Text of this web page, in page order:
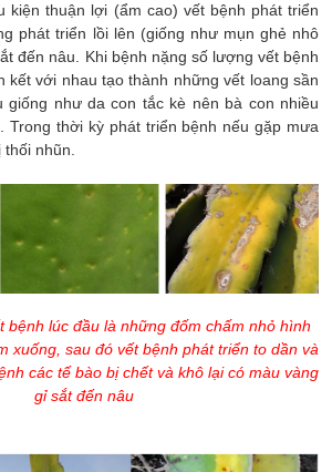
kiện thuận lợi (ẩm cao) vết bệnh phát triển
phát triển lồi lên (giống như mụn ghẻ nhô
đến nâu. Khi bệnh nặng số lượng vết bệnh
kết với nhau tạo thành những vết loang sần
giống như da con tắc kè nên bà con nhiều
Trong thời kỳ phát triển bệnh nếu gặp mưa
nhũn.
bệnh lúc đầu là những đốm chấm nhỏ hình
xuống, sau đó vết bệnh phát triển to dần và
các tế bào bị chết và khô lại có màu vàng
gỉ sắt đến nâu